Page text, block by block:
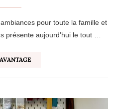
pour toute la famille et
présente aujourd’hui le tout …